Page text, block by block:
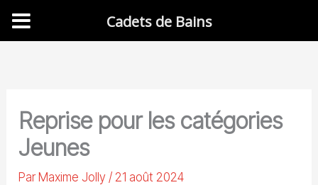
Reprise pour les catégories
Jeunes
ParMaxime Jolly / 21 août 2024
Cadets de Bains